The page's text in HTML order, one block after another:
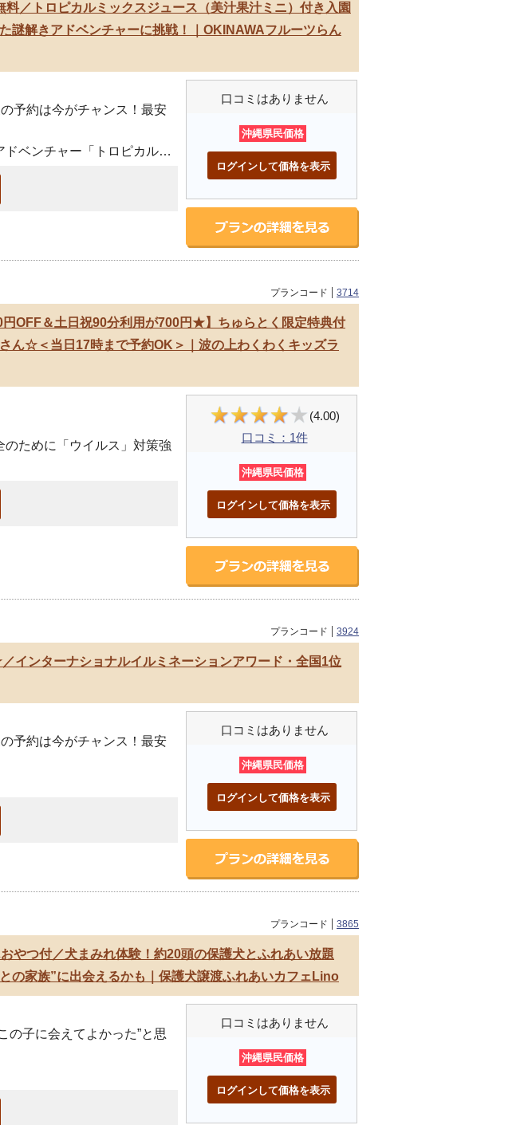
／トロピカルミックスジュース（美汁果汁ミニ）付き入園
解きアドベンチャーに挑戦！｜OKINAWAフルーツらん
予約は今がチャンス！最安
ベンチャー「トロピカル王
を伝えるために誕生し
口コミはありません
沖縄県民価格
ログインして価格を表示
プランコード 3714
OFF＆土日祝90分利用が700円★】ちゅらとく限定特典付
ん☆＜当日17時まで予約OK＞｜波の上わくわくキッズラ
のために「ウイルス」対策強
等など場内を消毒液による
(4.00)
口コミ：1件
沖縄県民価格
ログインして価格を表示
プランコード 3924
インターナショナルイルミネーションアワード・全国1位
予約は今がチャンス！最安
以上の熱帯・亜熱帯の
口コミはありません
沖縄県民価格
ログインして価格を表示
プランコード 3865
やつ付／犬まみれ体験！約20頭の保護犬とふれあい放題
の家族”に出会えるかも｜保護犬譲渡ふれあいカフェLino
の子に会えてよかった”と思
口コミはありません
沖縄県民価格
ログインして価格を表示